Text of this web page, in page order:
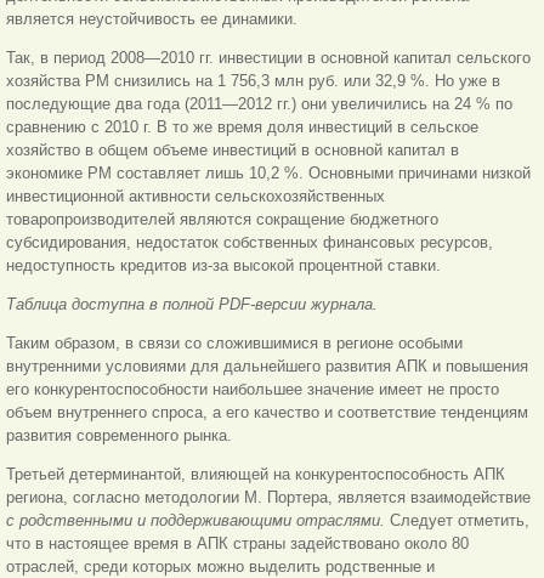
является неустойчивость ее динамики.
Так, в период 2008—2010 гг. инвестиции в основной капитал сельского
хозяйства РМ снизились на 1 756,3 млн руб. или 32,9 %. Но уже в
последующие два года (2011—2012 гг.) они увеличились на 24 % по
сравнению с 2010 г. В то же время доля инвестиций в сельское
хозяйство в общем объеме инвестиций в основной капитал в
экономике РМ составляет лишь 10,2 %. Основными причинами низкой
инвестиционной активности сельскохозяйственных
товаропроизводителей являются сокращение бюджетного
субсидирования, недостаток собственных финансовых ресурсов,
недоступность кредитов из-за высокой процентной ставки.
Таблица доступна в полной PDF-версии журнала.
Таким образом, в связи со сложившимися в регионе особыми
внутренними условиями для дальнейшего развития АПК и повышения
его конкурентоспособности наибольшее значение имеет не просто
объем внутреннего спроса, а его качество и соответствие тенденциям
развития современного рынка.
Третьей детерминантой, влияющей на конкурентоспособность АПК
региона, согласно методологии М. Портера, является взаимодействие
с родственными и поддерживающими отраслями. Следует отметить,
что в настоящее время в АПК страны задействовано около 80
отраслей, среди которых можно выделить родственные и